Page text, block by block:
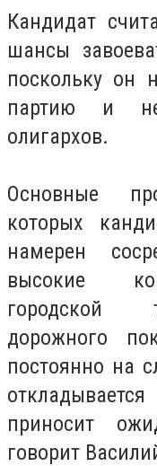
Кандидат
шансы
поскольку он
партию и
олигархов.
Основные
которых
намерен
высокие
городской
дорожного
постоянно на
приносит
говорит